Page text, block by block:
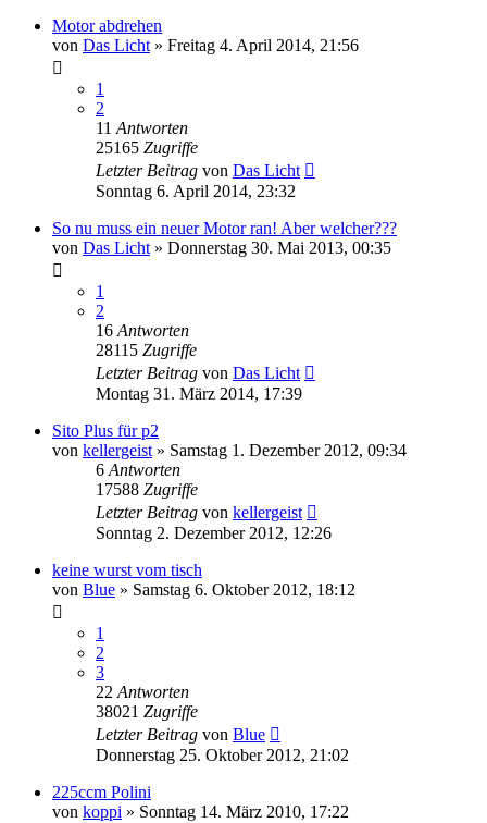
Motor abdrehen
von Das Licht » Freitag 4. April 2014, 21:56
1
2
11 Antworten
25165 Zugriffe
Letzter Beitrag von Das Licht
Sonntag 6. April 2014, 23:32
So nu muss ein neuer Motor ran! Aber welcher???
von Das Licht » Donnerstag 30. Mai 2013, 00:35
1
2
16 Antworten
28115 Zugriffe
Letzter Beitrag von Das Licht
Montag 31. März 2014, 17:39
Sito Plus für p2
von kellergeist » Samstag 1. Dezember 2012, 09:34
6 Antworten
17588 Zugriffe
Letzter Beitrag von kellergeist
Sonntag 2. Dezember 2012, 12:26
keine wurst vom tisch
von Blue » Samstag 6. Oktober 2012, 18:12
1
2
3
22 Antworten
38021 Zugriffe
Letzter Beitrag von Blue
Donnerstag 25. Oktober 2012, 21:02
225ccm Polini
von koppi » Sonntag 14. März 2010, 17:22